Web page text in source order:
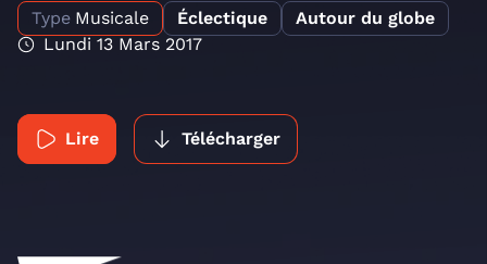
Type Musicale Éclectique
Autour du globe
Lundi 13 Mars 2017
Lire Télécharger